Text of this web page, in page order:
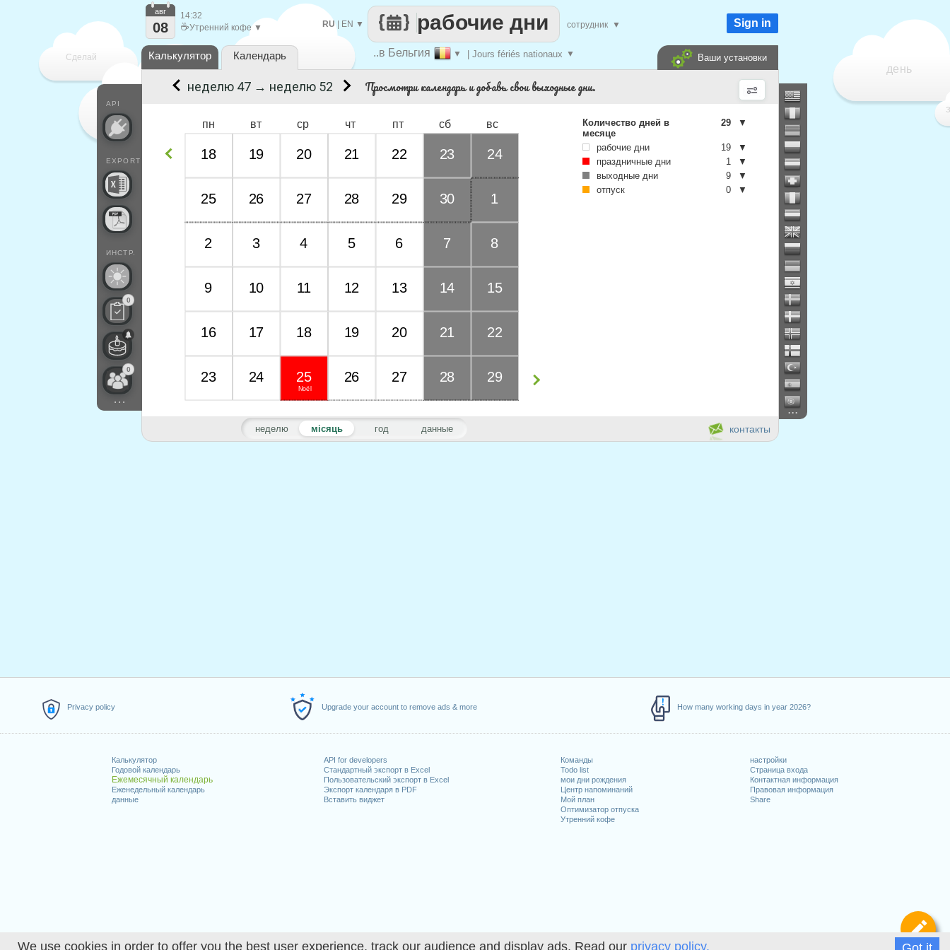
We use cookies in order to offer you the best user experience, track our audience and display ads. Read our privacy policy.
Privacy policy Upgrade your account to remove ads & more How many working days in year 2026?
Калькулятор
Годовой календарь
Ежемесячный календарь
Еженедельный календарь
данные
API for developers
Стандартный экспорт в Excel
Пользовательский экспорт в Excel
Экспорт календаря в PDF
Вставить виджет
Команды
Todo list
мои дни рождения
Центр напоминаний
Мой план
Оптимизатор отпуска
Утренний кофе
настройки
Страница входа
Контактная информация
Правовая информация
Share
Сделай
день
..в Бельгия ▼ | Jours fériés nationaux ▼
рабочие дни
RU| EN ▼ сотрудник ▼
API
EXPORT
ИНСТР.
0
0
...
авг
08
14:32
☕Утренний кофе ▼ Sign in
Калькулятор Календарь Ваши установки
...
контакты
Просмотри календарь и добавь свои выходные дни.
неделю місяць год данные
пн вт ср чт пт сб вс
18 19 20 21 22 23 24
25 26 27 28 29 30 1
2 3 4 5 6 7 8
9 10 11 12 13 14 15
16 17 18 19 20 21 22
23 24
Noël
25 26 27 28 29
неделю 47 → неделю 52
Количество дней в
месяце
29 ▼
рабочие дни 19
▼
праздничные дни
1
▼
выходные дни
9
▼
отпуск
0 ▼